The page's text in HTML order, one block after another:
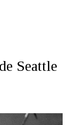
Seattle